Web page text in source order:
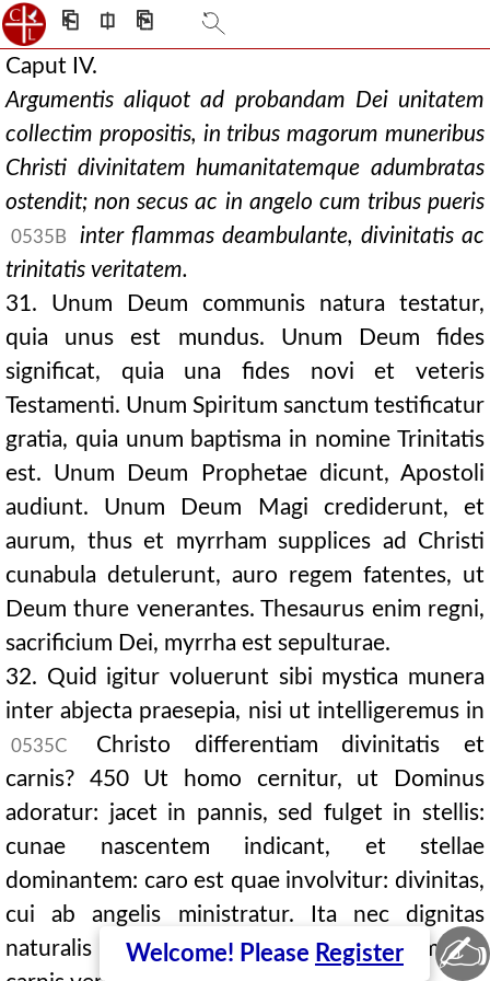
⎗ ⎅ ⎘
Caput IV.
Argumentis aliquot ad probandam Dei unitatem
collectim propositis, in tribus magorum muneribus
Christi divinitatem humanitatemque adumbratas
ostendit; non secus ac in angelo cum tribus pueris
0535B
inter flammas deambulante, divinitatis ac
trinitatis veritatem.
31. Unum Deum communis natura testatur,
quia unus est mundus. Unum Deum fides
significat, quia una fides novi et veteris
Testamenti. Unum Spiritum sanctum testificatur
gratia, quia unum baptisma in nomine Trinitatis
est. Unum Deum Prophetae dicunt, Apostoli
audiunt. Unum Deum Magi crediderunt, et
aurum, thus et myrrham supplices ad Christi
cunabula detulerunt, auro regem fatentes, ut
Deum thure venerantes. Thesaurus enim regni,
sacrificium Dei, myrrha est sepulturae.
32. Quid igitur voluerunt sibi mystica munera
inter abjecta praesepia, nisi ut intelligeremus in
0535C
Christo differentiam divinitatis et
carnis? 450 Ut homo cernitur, ut Dominus
adoratur: jacet in pannis, sed fulget in stellis:
cunae nascentem indicant, et stellae
dominantem: caro est quae involvitur: divinitas,
cui ab angelis ministratur. Ita nec dignitas
naturalis majestatis amittitur, et assumptae
Welcome! Please Register ✍